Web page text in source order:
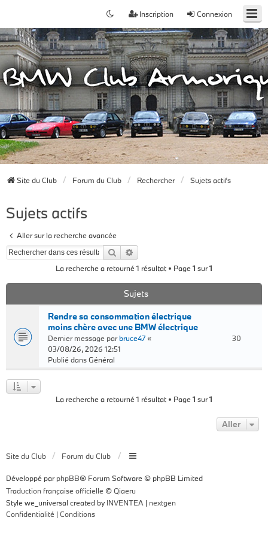
Connexion
Inscription
Site du Club Forum du Club Rechercher Sujets actifs
Sujets actifs
Aller sur la recherche avancée
Rechercher
La recherche a retourné 1 résultat • Page1 sur1
Sujets
Rendre sa consommation électrique
moins chère avec une BMW électrique
Dernier message parbruce47«
03/08/26, 2026 12:51
Publié dansGénéral
30
La recherche a retourné 1 résultat • Page1 sur1
Aller
Site du Club Forum du Club
Développé parphpBB® Forum Software © phpBB Limited
Traduction française officielle ©Qiaeru
Style we_universal created byINVENTEA | nextgen
Confidentialité | Conditions